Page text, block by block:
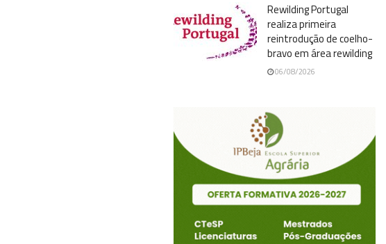
Rewilding Portugal
realiza primeira
reintrodução de coelho-
bravo em área rewilding
06/08/2026